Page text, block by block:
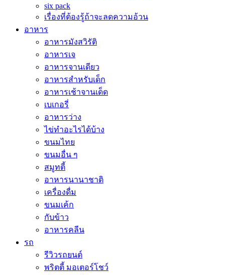
six pack
เรื่องที่ต้องรู้ถ้าจะลดความอ้วน
อาหาร
อาหารมังสวิรัติ
อาหารเจ
อาหารจานเดียว
อาหารสำหรับเด็ก
อาหารเช้าจานเด็ด
เบเกอรี่
อาหารว่าง
ไข่ทำอะไรได้บ้าง
ขนมไทย
ขนมอื่น ๆ
สมูทตี้
อาหารนานาชาติ
เครื่องดื่ม
ขนมเค้ก
กับข้าว
อาหารคลีน
รถ
รีวิวรถยนต์
พริตตี้ มอเตอร์โชว์